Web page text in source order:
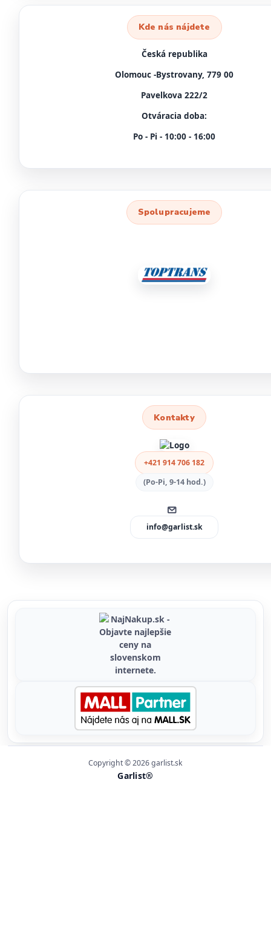
Kde nás nájdete
Česká republika
Olomouc -Bystrovany, 779 00
Pavelkova 222/2
Otváracia doba:
Po - Pi - 10:00 - 16:00
Spolupracujeme
Kontakty
+421 914 706 182
(Po-Pi, 9-14 hod.)
info@garlist.sk
Copyright © 2026 garlist.sk